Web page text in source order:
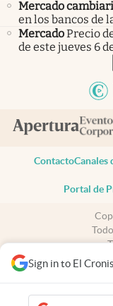
Sign in to El
Mercado
en los bancos de
MercadoPrecio
de este jueves 6
ContactoCanales
Portal de